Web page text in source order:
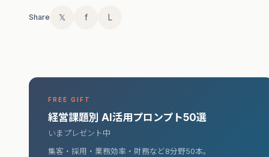
Share 𝕏 f L
FREE GIFT
経営課題別 AI活用プロンプト50選
いまプレゼント中
集客・採用・業務効率・財務など8分野50本。